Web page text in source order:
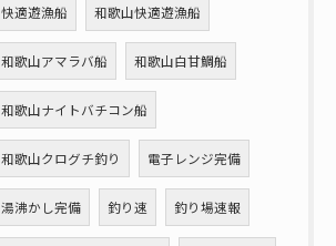
快適遊漁船 和歌山快適遊漁船
和歌山アマラバ船 和歌山白甘鯛船
和歌山ナイトバチコン船
和歌山クログチ釣り 電子レンジ完備
湯沸かし完備 釣り速 釣り場速報